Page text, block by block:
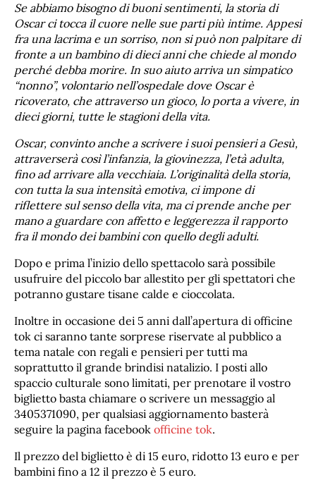
Se abbiamo bisogno di buoni sentimenti, la storia di
Oscar ci tocca il cuore nelle sue parti più intime. Appesi
fra una lacrima e un sorriso, non si può non palpitare di
fronte a un bambino di dieci anni che chiede al mondo
perché debba morire. In suo aiuto arriva un simpatico
“nonno”, volontario nell’ospedale dove Oscar è
ricoverato, che attraverso un gioco, lo porta a vivere, in
dieci giorni, tutte le stagioni della vita.
Oscar, convinto anche a scrivere i suoi pensieri a Gesù,
attraverserà così l’infanzia, la giovinezza, l’età adulta,
fino ad arrivare alla vecchiaia. L’originalità della storia,
con tutta la sua intensità emotiva, ci impone di
riflettere sul senso della vita, ma ci prende anche per
mano a guardare con affetto e leggerezza il rapporto
fra il mondo dei bambini con quello degli adulti.
Dopo e prima l’inizio dello spettacolo sarà possibile
usufruire del piccolo bar allestito per gli spettatori che
potranno gustare tisane calde e cioccolata.
Inoltre in occasione dei 5 anni dall’apertura di officine
tok ci saranno tante sorprese riservate al pubblico a
tema natale con regali e pensieri per tutti ma
soprattutto il grande brindisi natalizio. I posti allo
spaccio culturale sono limitati, per prenotare il vostro
biglietto basta chiamare o scrivere un messaggio al
3405371090, per qualsiasi aggiornamento basterà
seguire la pagina facebook officine tok.
Il prezzo del biglietto è di 15 euro, ridotto 13 euro e per
bambini fino a 12 il prezzo è 5 euro.